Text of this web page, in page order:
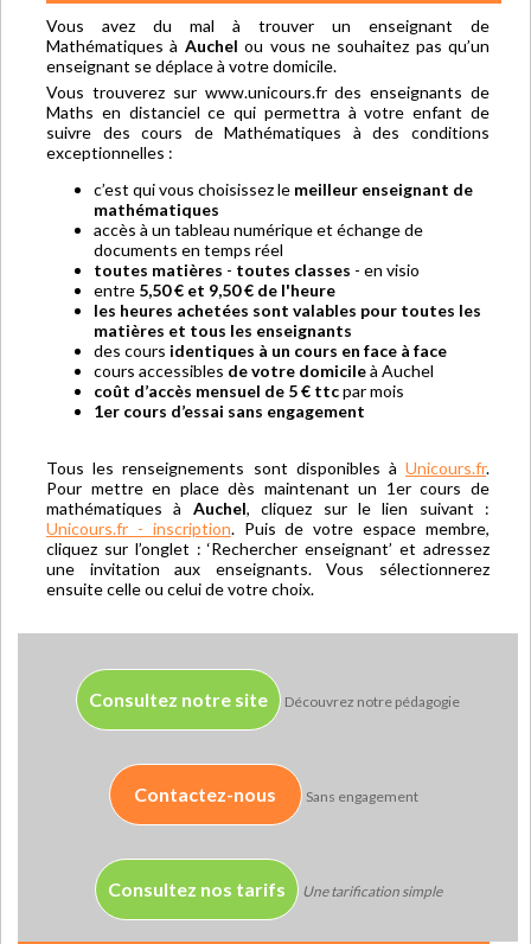
Vous avez du mal à trouver un enseignant de
Mathématiques à Auchel ou vous ne souhaitez pas qu’un
enseignant se déplace à votre domicile.
Vous trouverez sur www.unicours.fr des enseignants de
Maths en distanciel ce qui permettra à votre enfant de
suivre des cours de Mathématiques à des conditions
exceptionnelles :
c’est qui vous choisissez le meilleur enseignant de
mathématiques
accès à un tableau numérique et échange de
documents en temps réel
toutes matières - toutes classes - en visio
entre 5,50 € et 9,50 € de l'heure
les heures achetées sont valables pour toutes les
matières et tous les enseignants
des cours identiques à un cours en face à face
cours accessibles de votre domicileà Auchel
coût d’accès mensuel de 5 € ttcpar mois
1er cours d’essai sans engagement
Tous les renseignements sont disponibles à Unicours.fr.
Pour mettre en place dès maintenant un 1er cours de
mathématiques à Auchel, cliquez sur le lien suivant :
Unicours.fr - inscription. Puis de votre espace membre,
cliquez sur l’onglet : ‘Rechercher enseignant’ et adressez
une invitation aux enseignants. Vous sélectionnerez
ensuite celle ou celui de votre choix.
Consultez notre site Découvrez notre pédagogie
Contactez-nous Sans engagement
Consultez nos tarifs Une tarification simple